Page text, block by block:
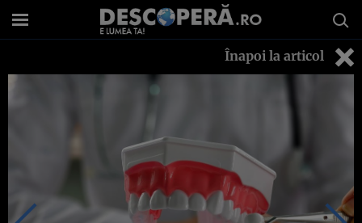
Înapoi la articol